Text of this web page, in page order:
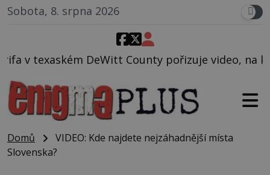
Sobota, 8. srpna 2026
pořizuje video, na kterém před jeho
Domů
VIDEO: Kde najdete nejzáhadnější místa
Slovenska?